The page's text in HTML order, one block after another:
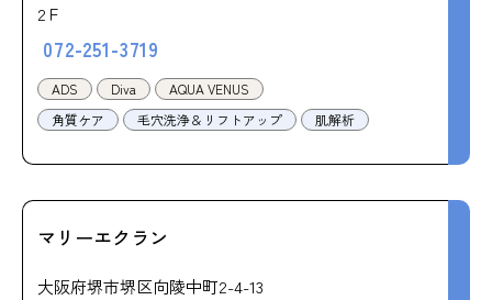
2Ｆ
072-251-3719
ADS Diva
AQUA VENUS
角質ケア
毛穴洗浄＆リフトアップ 肌解析
マリーエクラン
大阪府堺市堺区向陵中町2-4-13